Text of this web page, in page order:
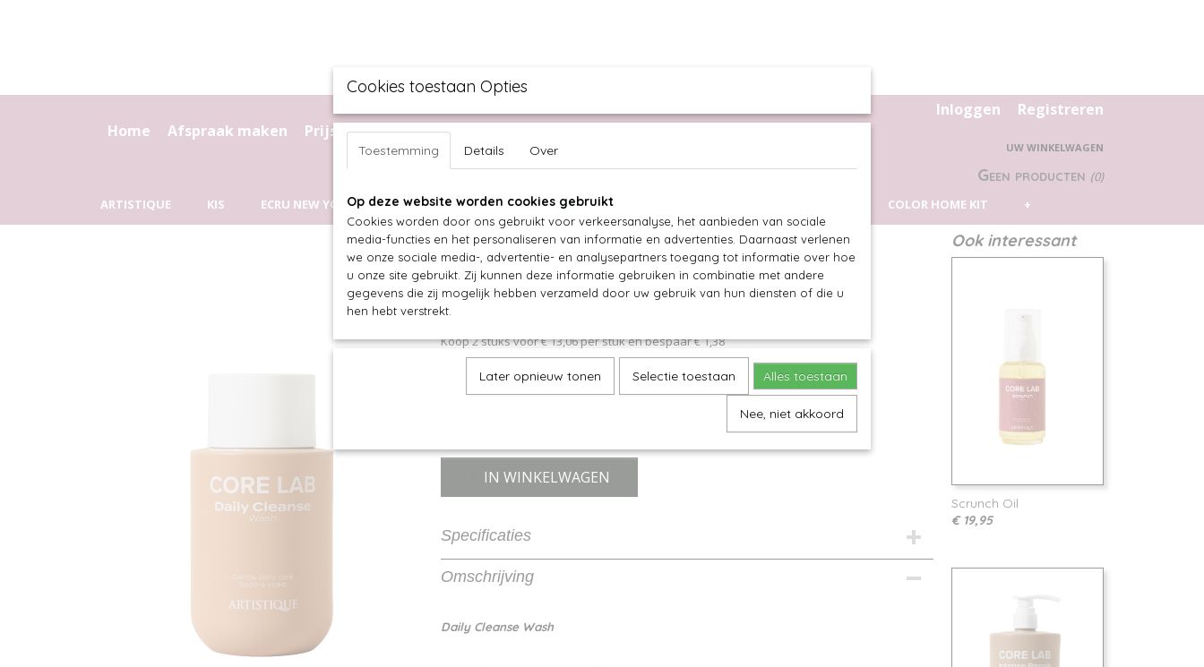
Home Afspraak maken Prijslijst Krullen knippen
Inloggen Registreren
UW WINKELWAGEN
Geen producten (0)
ARTISTIQUE
KIS ECRU NEW YORK CURLY SECRET OUTLET LUXURY GOLD COLOR HOME KIT +
Daily Cleanse Wash
€ 13,75 (inclusief btw 21%)
Levertijd 1
Koop 2 stuks voor € 13,06 per stuk en bespaar € 1,38
Koop 3 stuks voor € 12,38 per stuk en bespaar € 4,11
IN WINKELWAGEN
Specificaties
Productcode
Omschrijving
Daily Cleanse Wash
Ook interessant
Scrunch Oil
€ 19,95
Cookies toestaan Opties
Toestemming Details Over
Op deze website worden cookies gebruikt
Cookies worden door ons gebruikt voor verkeersanalyse, het aanbieden van sociale
media-functies en het personaliseren van informatie en advertenties. Daarnaast verlenen
we onze sociale media-, advertentie- en analysepartners toegang tot informatie over hoe
u onze site gebruikt. Zij kunnen deze informatie gebruiken in combinatie met andere
gegevens die zij mogelijk hebben verzameld door uw gebruik van hun diensten of die u
hen hebt verstrekt.
Later opnieuw tonen Selectie toestaan Alles toestaan
Nee, niet akkoord